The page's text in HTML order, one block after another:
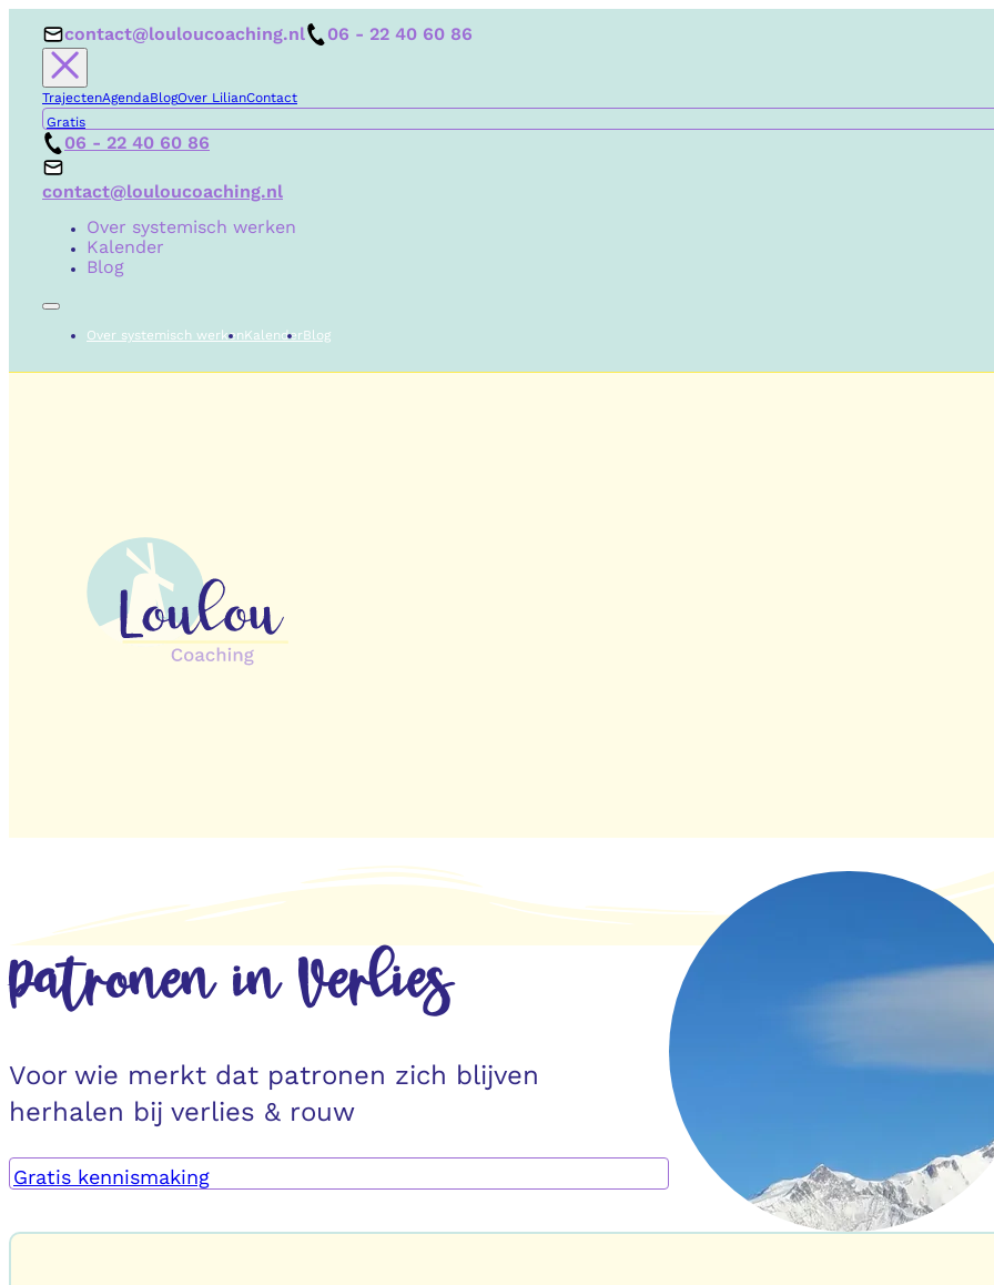
contact@louloucoaching.nl 06 - 22 40 60 86
TrajectenAgendaBlogOver LilianContact
Gratis
06 - 22 40 60 86
contact@louloucoaching.nl
Over systemisch werken
Kalender
Blog
Over systemisch werkenKalenderBlog
Patronen in Verlies
Voor wie merkt dat patronen zich blijven
herhalen bij verlies & rouw
Gratis kennismaking